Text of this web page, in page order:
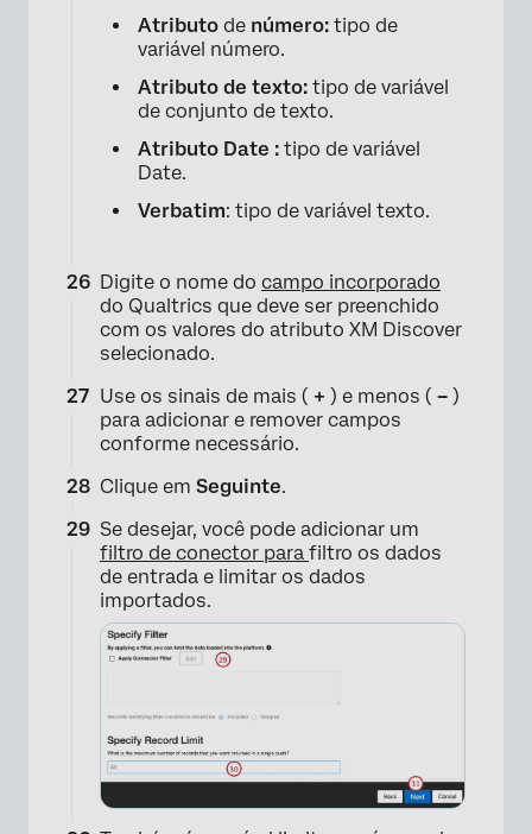
×
×
Atributo de número: tipo de
variável número.
Atributo de texto: tipo de variável
de conjunto de texto.
Atributo Date : tipo de variável
Date.
Verbatim: tipo de variável texto.
Digite o nome do campo incorporado
do Qualtrics que deve ser preenchido
com os valores do atributo XM Discover
selecionado.
Use os sinais de mais ( + ) e menos ( – )
para adicionar e remover campos
conforme necessário.
Clique em Seguinte.
Se desejar, você pode adicionar um
filtro de conector para filtro os dados
de entrada e limitar os dados
importados.